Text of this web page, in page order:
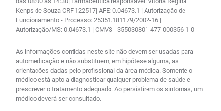
Kenps de Souza CRF 122517| AFE: 0.04673.1 | Autorização de
Funcionamento - Processo: 25351.181179/2002-16 |
Autorização/MS: 0.04673.1 | CMVS - 355030801-477-000356-1-0
As informações contidas neste site não devem ser usadas para
automedicação e não substituem, em hipótese alguma, as
orientações dadas pelo profissional da área médica. Somente o
médico está apto a diagnosticar qualquer problema de saúde e
prescrever o tratamento adequado. Ao persistirem os sintomas, um
médico deverá ser consultado.